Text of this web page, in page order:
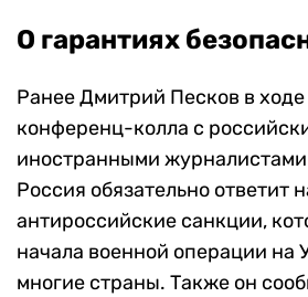
О гарантиях
Ранее Дмитрий Песков в
конференц-колла с
иностранными журналистами
Россия обязательно ответит
антироссийские санкции,
начала военной операции на
многие страны. Также он